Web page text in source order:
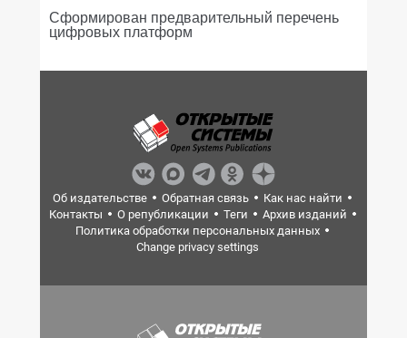
Сформирован предварительный перечень
цифровых платформ
Об издательстве Обратная связь
Как нас найти
Контакты
О републикации Теги
Архив изданий
Политика обработки персональных данных
Change privacy settings